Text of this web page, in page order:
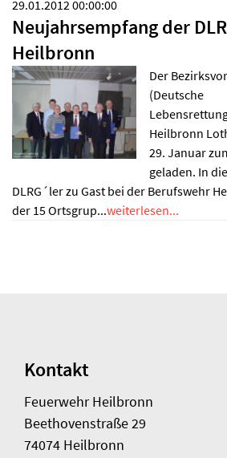
29.01.2012 00:00:00
Neujahrsempfang der
Heilbronn
Der
(Deutsche
Heilbronn
29. Januar
geladen. In
DLRG´ler zu Gast bei der Berufswehr
der 15 Ortsgrup...weiterlesen...
Kontakt
Feuerwehr Heilbronn
Beethovenstraße 29
74074 Heilbronn